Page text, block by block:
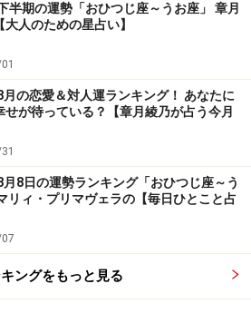
半期の運勢「おひつじ座～うお座」 章月
大人のための星占い】
月の恋愛＆対人運ランキング！ あなたに
せが待っている？【章月綾乃が占う今月
8日の運勢ランキング「おひつじ座～う
リィ・プリマヴェラの【毎日ひとこと占
ングをもっと見る